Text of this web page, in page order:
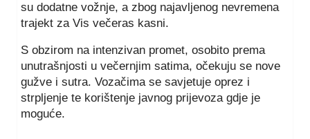
su dodatne vožnje, a zbog najavljenog nevremena
trajekt za Vis večeras kasni.
S obzirom na intenzivan promet, osobito prema
unutrašnjosti u večernjim satima, očekuju se nove
gužve i sutra. Vozačima se savjetuje oprez i
strpljenje te korištenje javnog prijevoza gdje je
moguće.